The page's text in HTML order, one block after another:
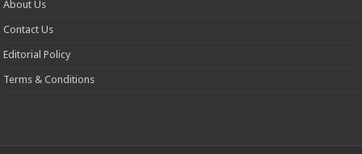
About Us
Contact Us
Editorial Policy
Terms & Conditions